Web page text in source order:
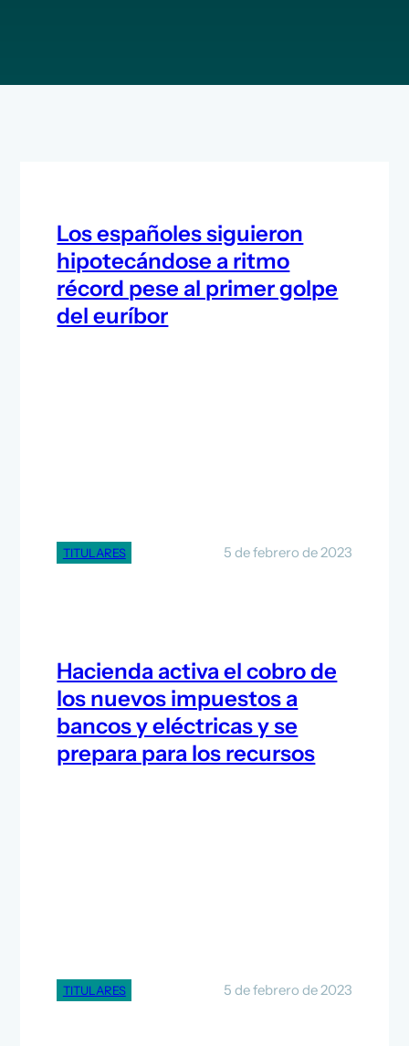
Los españoles siguieron
hipotecándose a ritmo
récord pese al primer golpe
del euríbor
TITULARES 5 de febrero de 2023
Hacienda activa el cobro de
los nuevos impuestos a
bancos y eléctricas y se
prepara para los recursos
TITULARES 5 de febrero de 2023